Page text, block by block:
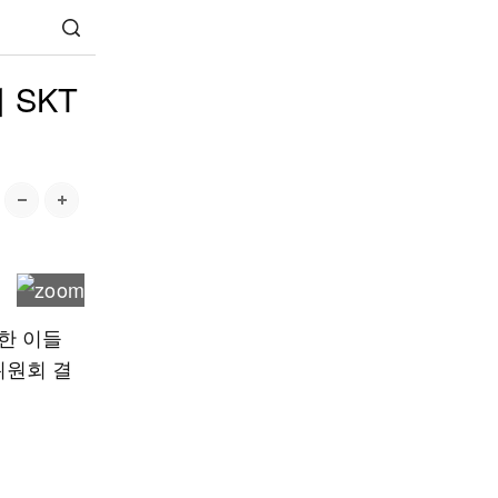
SKT
이들
회 결